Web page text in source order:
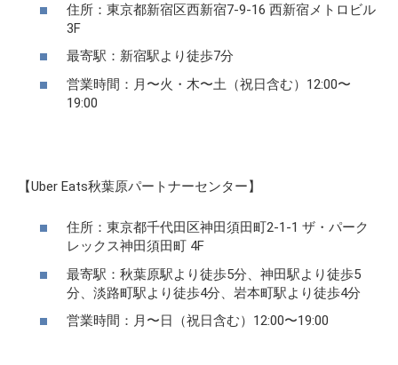
住所：東京都新宿区西新宿7-9-16 西新宿メトロビル
3F
最寄駅：新宿駅より徒歩7分
営業時間：月〜火・木〜土（祝日含む）12:00〜
19:00
【Uber Eats秋葉原パートナーセンター】
住所：東京都千代田区神田須田町2-1-1 ザ・パーク
レックス神田須田町 4F
最寄駅：秋葉原駅より徒歩5分、神田駅より徒歩5
分、淡路町駅より徒歩4分、岩本町駅より徒歩4分
営業時間：月〜日（祝日含む）12:00〜19:00